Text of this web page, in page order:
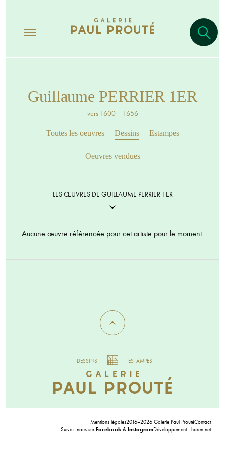
Guillaume PERRIER 1ER
vers 1600 – 1656
Toutes les oeuvres Dessins Estampes
Oeuvres vendues
LES ŒUVRES DE GUILLAUME PERRIER 1ER
Aucune œuvre référencée pour cet artiste pour le moment.
DESSINS ESTAMPES
Mentions légales2016–2026 Galerie Paul ProutéContact
Suivez-nous surFacebook & InstagramDéveloppement : horen.net